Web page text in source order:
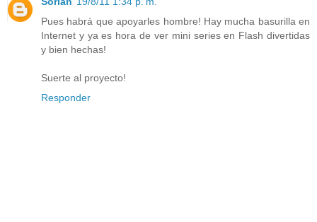
Pues habrá que apoyarles hombre! Hay mucha basurilla en
Internet y ya es hora de ver mini series en Flash divertidas
y bien hechas!
Suerte al proyecto!
Responder